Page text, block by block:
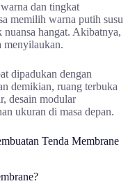
dan tingkat
memilih warna putih susu
hangat. Akibatnya,
menyilaukan.
dipadukan dengan
demikian, ruang terbuka
desain modular
ukuran di masa depan.
Tenda Membrane